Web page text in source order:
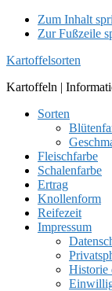
Zum Inhalt
Zur Fußzeile
Kartoffelsorten
Kartoffeln |
Sorten
Fleischfarbe
Schalenfarbe
Ertrag
Knollenform
Reifezeit
Impressum
Historie